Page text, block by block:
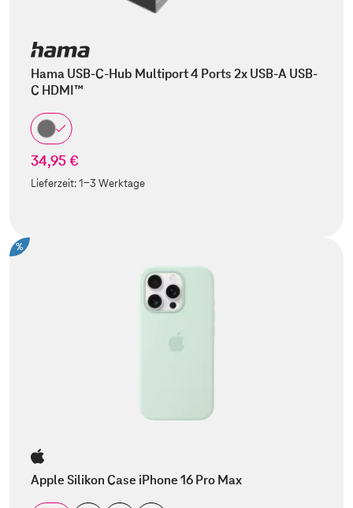
Hama USB-C-Hub Multiport 4 Ports 2x USB-A USB-
C HDMI™
34,95 €
Lieferzeit:1-3 Werktage
%
Apple Silikon Case iPhone 16 Pro Max